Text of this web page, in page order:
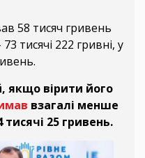
58 тисяч гривень
тисячі 222 гривні, у
якщо вірити його
взагалі менше
тисячі 25 гривень.